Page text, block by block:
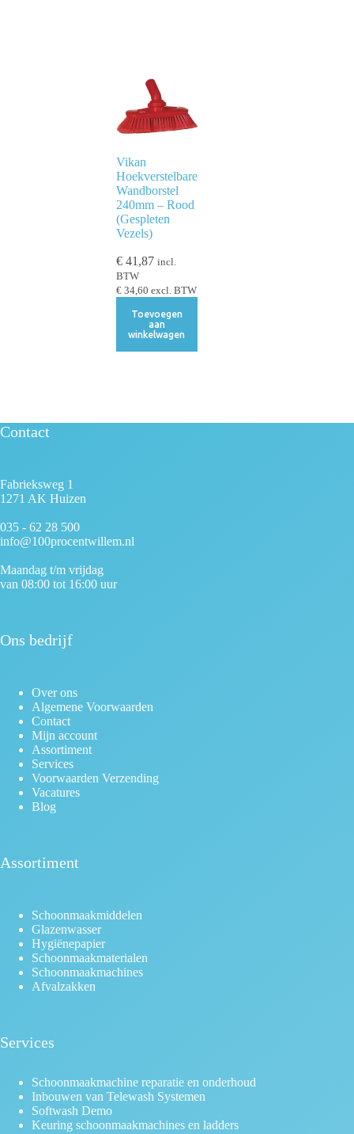
Vikan
Hoekverstelbare
Wandborstel
240mm – Rood
(Gespleten
Vezels)
€41,87 incl.
BTW
€34,60 excl. BTW
Toevoegen
aan
winkelwagen
Contact
Fabrieksweg 1
1271 AK Huizen
035 - 62 28 500
info@100procentwillem.nl
Maandag t/m vrijdag
van 08:00 tot 16:00 uur
Ons bedrijf
Over ons
Algemene Voorwaarden
Contact
Mijn account
Assortiment
Services
Voorwaarden Verzending
Vacatures
Blog
Assortiment
Schoonmaakmiddelen
Glazenwasser
Hygiënepapier
Schoonmaakmaterialen
Schoonmaakmachines
Afvalzakken
Services
Schoonmaakmachine reparatie en onderhoud
Inbouwen van Telewash Systemen
Softwash Demo
Keuring schoonmaakmachines en ladders